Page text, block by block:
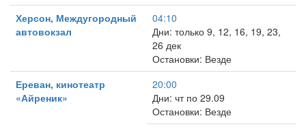
Херсон, Междугородный
автовокзал
04:10
Дни: только 9, 12, 16, 19, 23,
26 дек
Остановки: Везде
Ереван, кинотеатр
«Айреник»
20:00
Дни: чт по 29.09
Остановки: Везде